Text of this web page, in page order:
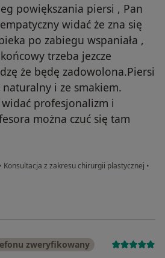
powiększania piersi , Pan
widać że zna się
po zabiegu wspaniała ,
trzeba jezcze
że będę zadowolona.Piersi
i ze smakiem.
profesjonalizm i
można czuć się tam
• Konsultacja z zakresu chirurgii plastycznej •
zweryfikowany